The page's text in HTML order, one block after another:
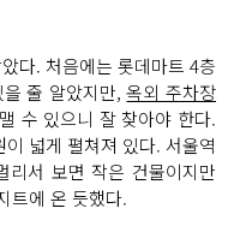
다. 처음에는 롯데마트 4층
을 줄 알았지만,옥외 주차장
수 있으니 잘 찾아야 한다.
넓게 펼쳐져 있다. 서울역
리서 보면 작은 건물이지만
트에 온 듯했다.